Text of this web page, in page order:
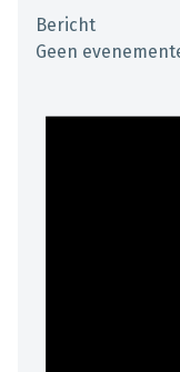
Bericht
Geen